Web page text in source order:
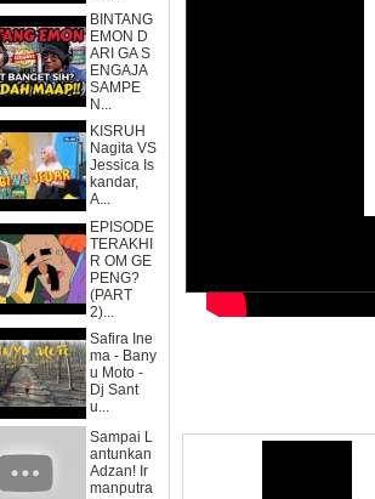
BINTANG
EMON D
ARI GA S
ENGAJA
SAMPE
N...
KISRUH
Nagita VS
Jessica Is
kandar,
A...
EPISODE
TERAKHI
R OM GE
PENG?
(PART
2)...
Safira Ine
ma - Bany
u Moto -
Dj Sant
u...
Sampai L
antunkan
Adzan! Ir
manputra